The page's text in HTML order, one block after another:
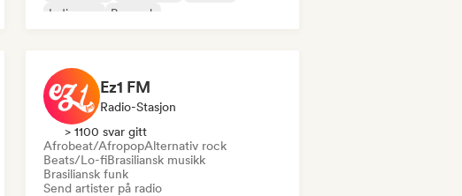
Indie-pop
Poprock
Ez1 FM
Radio-Stasjon
> 1100 svar gitt
Afrobeat/AfropopAlternativ rock
Beats/Lo-fiBrasiliansk musikk
Brasiliansk funk
Send artister på radio